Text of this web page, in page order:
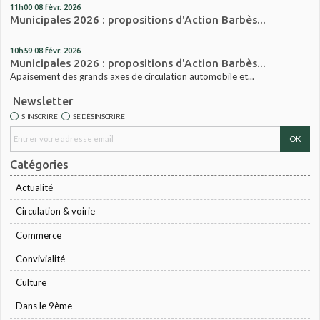
11h00 08 févr. 2026
Municipales 2026 : propositions d'Action Barbès...
10h59 08 févr. 2026
Municipales 2026 : propositions d'Action Barbès...
Apaisement des grands axes de circulation automobile et...
Newsletter
S'INSCRIRE SE DÉSINSCRIRE
Catégories
Actualité
Circulation & voirie
Commerce
Convivialité
Culture
Dans le 9ème